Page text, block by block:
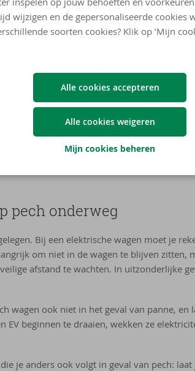
wijzigen en de gepersonaliseerde cookies
soorten cookies? Klik op ‘Mijn
Alle cookies accepteren
Alle cookies weigeren
Mijn cookies beheren
va­kan­tie
manier: zware bagage leg je onderin de
gelden op je bestemming: heb je een
pech on­der­weg
Bij een elektrische wagen moet je
om niet in de wagen te blijven zitten,
afstand te wachten. In uitzonderlijke
wagen ook niet in het geval van panne, en
EV beginnen te draaien, wekken ze
je anders ook volgt in geval van pech: